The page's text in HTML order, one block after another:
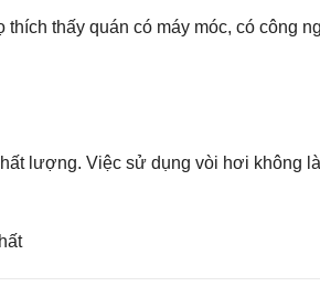
thấy quán có máy móc, có công
lượng. Việc sử dụng vòi hơi không